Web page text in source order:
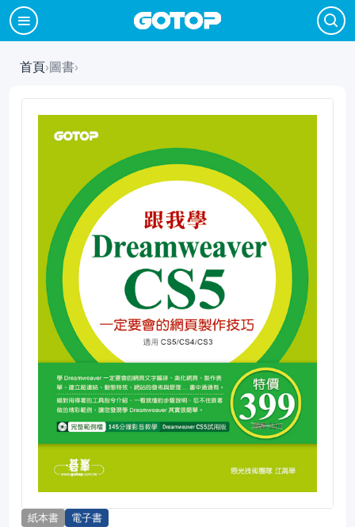
首頁›圖書›
紙本書 電子書